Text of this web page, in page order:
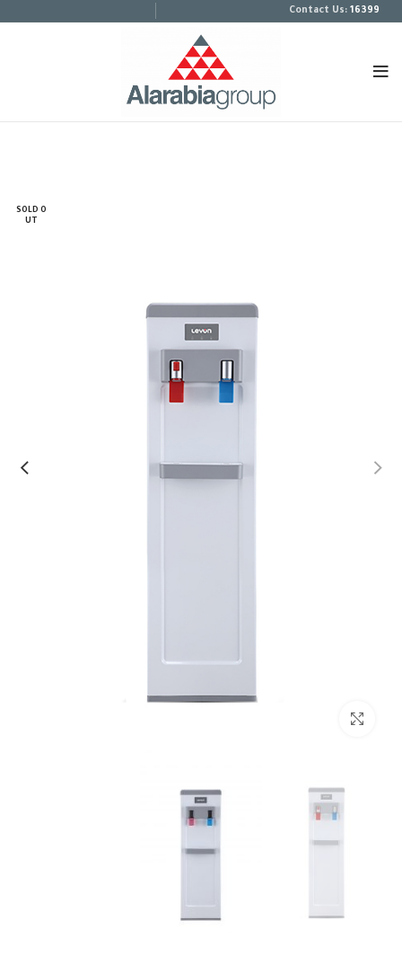
16399
:Contact Us
SOLD O
UT